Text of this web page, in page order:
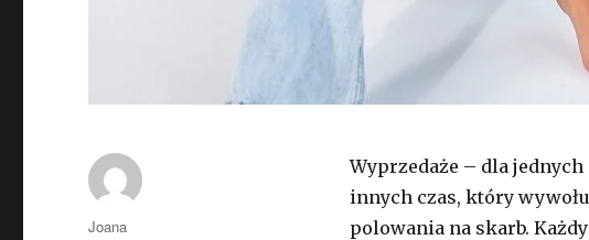
Wyprzedaże – dla
innych czas, który
polowania na skarb.
Autor
Joana